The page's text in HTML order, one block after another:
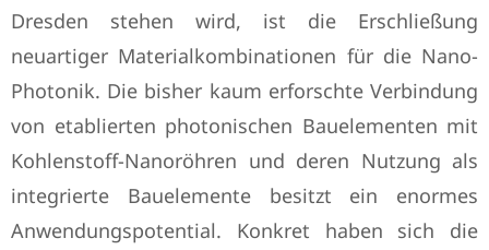
Dresden stehen wird, ist die Erschließung
neuartiger Materialkombinationen für die Nano-
Photonik. Die bisher kaum erforschte Verbindung
von etablierten photonischen Bauelementen mit
Kohlenstoff-Nanoröhren und deren Nutzung als
integrierte Bauelemente besitzt ein enormes
Anwendungspotential. Konkret haben sich die